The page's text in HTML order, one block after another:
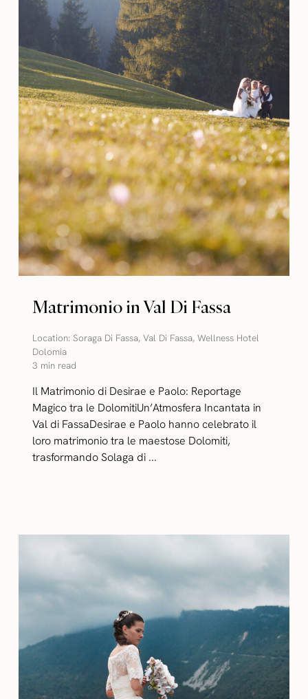
Matrimonio in Val Di Fassa
Location:Soraga Di Fassa,Val Di Fassa,Wellness Hotel
Dolomia
3 min read
Il Matrimonio di Desirae e Paolo: Reportage
Magico tra le DolomitiUn’Atmosfera Incantata in
Val di FassaDesirae e Paolo hanno celebrato il
loro matrimonio tra le maestose Dolomiti,
trasformando Solaga di ...